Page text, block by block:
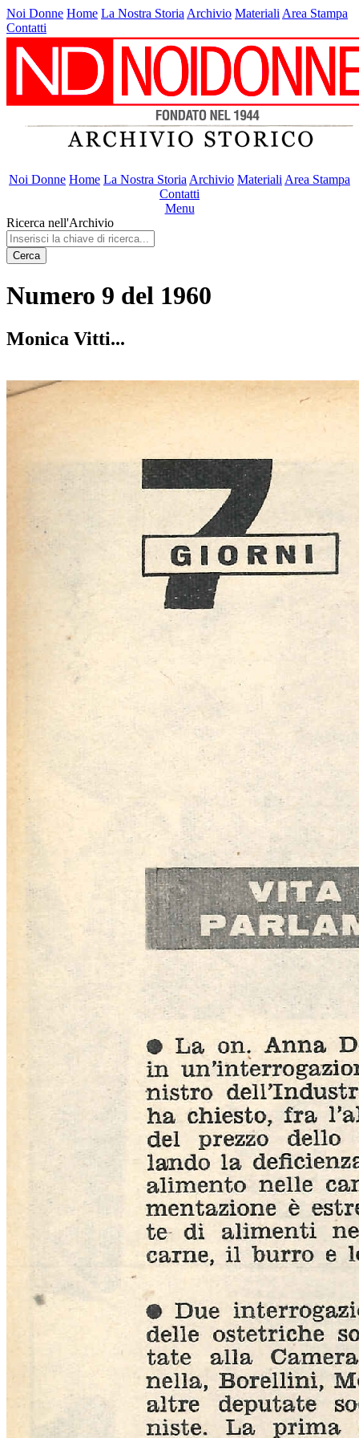
Noi Donne Home La Nostra Storia Archivio Materiali Area Stampa
Contatti
Noi Donne Home La Nostra Storia Archivio Materiali Area Stampa
Contatti
Menu
Ricerca nell'Archivio
Cerca
Numero 9 del 1960
Monica Vitti...